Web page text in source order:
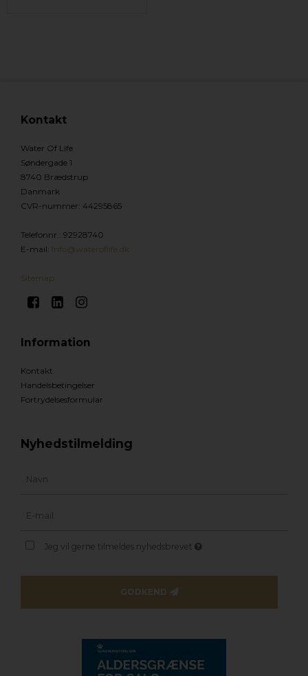
Kontakt
Water Of Life
Søndergade 1
8740 Brædstrup
Danmark
CVR-nummer: 44295865
Telefonnr.: 92928740
E-mail: Info@wateroflife.dk
Sitemap
Information
Kontakt
Handelsbetingelser
Fortrydelsesformular
Nyhedstilmelding
Jeg vil gerne tilmeldes nyhedsbrevet
GODKEND